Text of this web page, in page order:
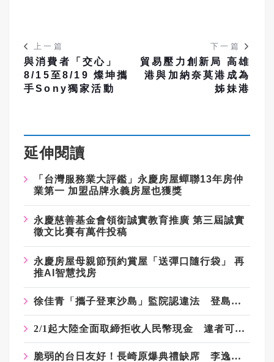
上一篇
與消費者「交心」
8/15至8/19 燦坤攜
手Sony獨家活動
下一篇
貿易壓力創新局 高雄
港與加納奈莫港成為
姊妹港
延伸閱讀
「台灣服務業大評鑑」永慶房屋蟬聯13年房仲
業第一 加盟品牌永義房屋也獲獎
永慶慈善基金會領銜誠實教育推廣 第三屆誠實
徵文比賽有萬件投稿
永慶房屋母親節預約賞屋「送彈口隨行袋」 再
推AI智慧找房
徐佳青「攜子登東沙島」監院認違法 登島規定多嚴格報你知
2/1起大陸全面取締拒收人民幣現金 違者可投訴
脆弱的台日友好！長崎原爆典禮缺席 李逸洋抗議「矮化國格」：日媒揭長崎特殊安排